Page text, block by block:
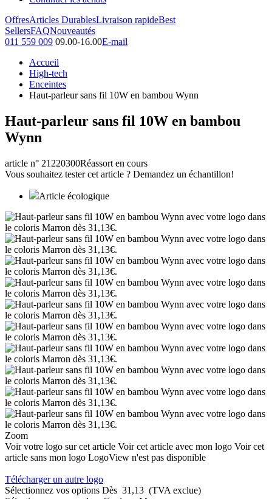
OffresArticles DurablesLivraison rapideBest
SellersFAQNouveautés
011 559 009 09.00-16.00E-mail
Accueil
High-tech
Enceintes
Haut-parleur sans fil 10W en bambou Wynn
Haut-parleur sans fil 10W en bambou
Wynn
article n° 21220300Réassort en cours
Vous souhaitez tester cet article ? Demandez un échantillon!
Article écologique
Zoom
Voir votre logo sur cet article Voir cet article avec mon logo Voir cet
article sans mon logo LogoView n'est pas disponible
Télécharger un autre logo
Sélectionnez vos options Dès 31,13 (TVA exclue)